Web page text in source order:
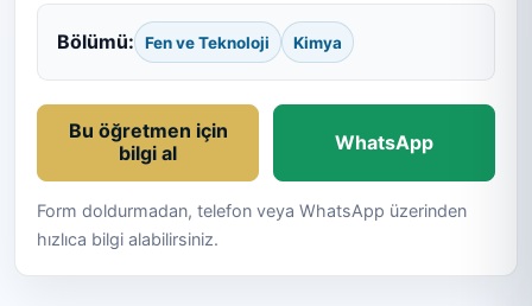
Bölümü: Fen ve Teknoloji Kimya
Bu öğretmen için
bilgi al
WhatsApp
Form doldurmadan, telefon veya WhatsApp üzerinden
hızlıca bilgi alabilirsiniz.